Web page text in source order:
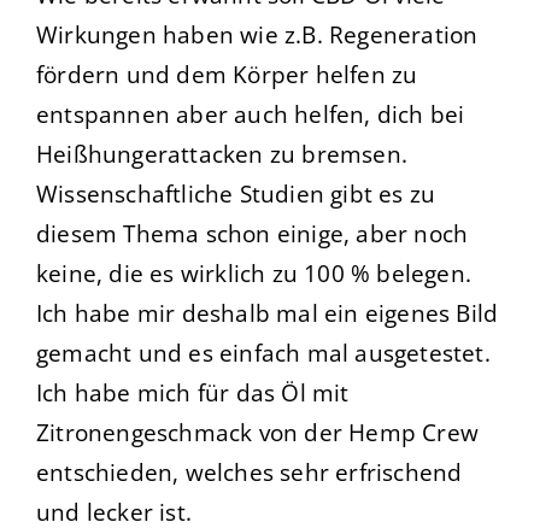
Wirkungen haben wie z.B. Regeneration
fördern und dem Körper helfen zu
entspannen aber auch helfen, dich bei
Heißhungerattacken zu bremsen.
Wissenschaftliche Studien gibt es zu
diesem Thema schon einige, aber noch
keine, die es wirklich zu 100 % belegen.
Ich habe mir deshalb mal ein eigenes Bild
gemacht und es einfach mal ausgetestet.
Ich habe mich für das Öl mit
Zitronengeschmack von der Hemp Crew
entschieden, welches sehr erfrischend
und lecker ist.